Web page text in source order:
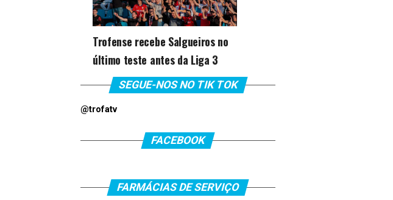
Trofense recebe Salgueiros no
último teste antes da Liga 3
SEGUE-NOS NO TIK TOK
@trofatv
FACEBOOK
FARMÁCIAS DE SERVIÇO